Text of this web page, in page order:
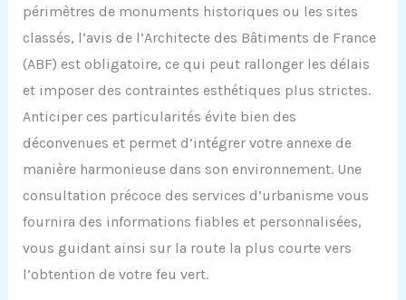
périmètres de monuments historiques ou les sites
classés, l’avis de l’Architecte des Bâtiments de France
(ABF) est obligatoire, ce qui peut rallonger les délais
et imposer des contraintes esthétiques plus strictes.
Anticiper ces particularités évite bien des
déconvenues et permet d’intégrer votre annexe de
manière harmonieuse dans son environnement. Une
consultation précoce des services d’urbanisme vous
fournira des informations fiables et personnalisées,
vous guidant ainsi sur la route la plus courte vers
l’obtention de votre feu vert.